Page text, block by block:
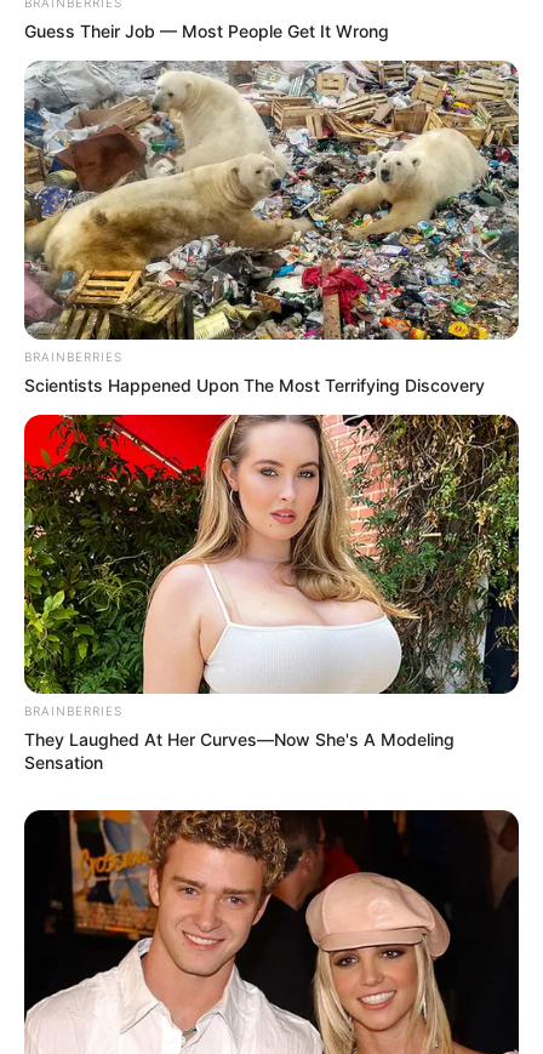
BRAINBERRIES
Guess Their Job — Most People Get It Wrong
BRAINBERRIES
Scientists Happened Upon The Most Terrifying Discovery
BRAINBERRIES
They Laughed At Her Curves—Now She's A Modeling
Sensation